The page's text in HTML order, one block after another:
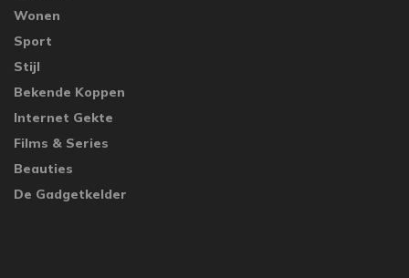
Wonen
Sport
Stijl
Bekende Koppen
Internet Gekte
Films & Series
Beauties
De Gadgetkelder